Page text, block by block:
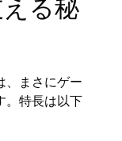
る秘
、まさにゲー
。特長は以下